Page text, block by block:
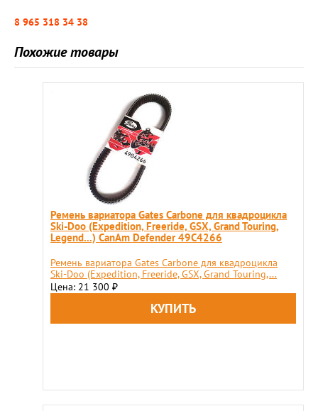
8 965 318 34 38
Похожие товары
Ремень вариатора Gates Carbone для квадроцикла
Ski-Doo (Expedition, Freeride, GSX, Grand Touring,
Legend...) CanAm Defender 49C4266
Ремень вариатора Gates Carbone для квадроцикла
Ski-Doo (Expedition, Freeride, GSX, Grand Touring,...
Цена: 21 300 ₽